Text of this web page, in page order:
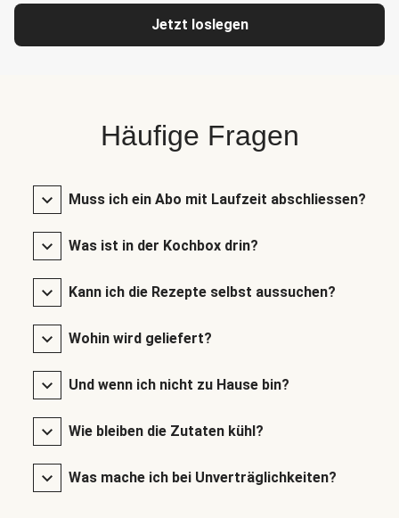
Jetzt loslegen
Häufige Fragen
Muss ich ein Abo mit Laufzeit abschliessen?
Was ist in der Kochbox drin?
Kann ich die Rezepte selbst aussuchen?
Wohin wird geliefert?
Und wenn ich nicht zu Hause bin?
Wie bleiben die Zutaten kühl?
Was mache ich bei Unverträglichkeiten?